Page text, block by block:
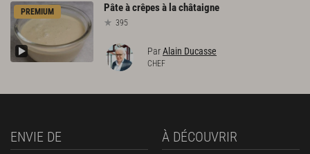
PREMIUM Pâteàcrêpesà lachâtaigne
395
ParAlain Ducasse
CHEF
ENVIE DE À DÉCOUVRIR